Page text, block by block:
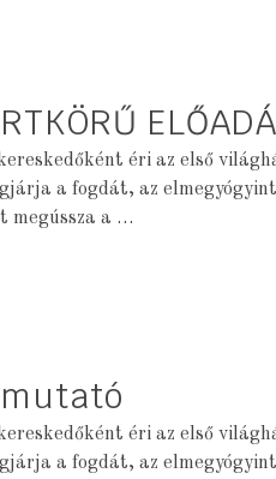
éri az első
a fogdát, az
megússza a …
éri az első
a fogdát, az